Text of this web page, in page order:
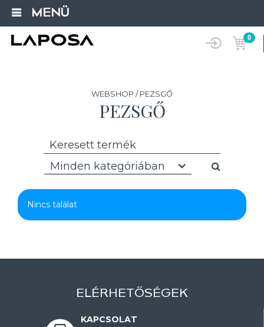
MENÜ
0
WEBSHOP / PEZSGŐ
PEZSGŐ
Minden kategóriában
Nincs találat
ELÉRHETŐSÉGEK
KAPCSOLAT